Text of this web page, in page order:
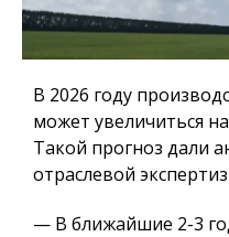
В 2026 году
может увеличиться
Такой прогноз дали
отраслевой
— В ближайшие 2-3